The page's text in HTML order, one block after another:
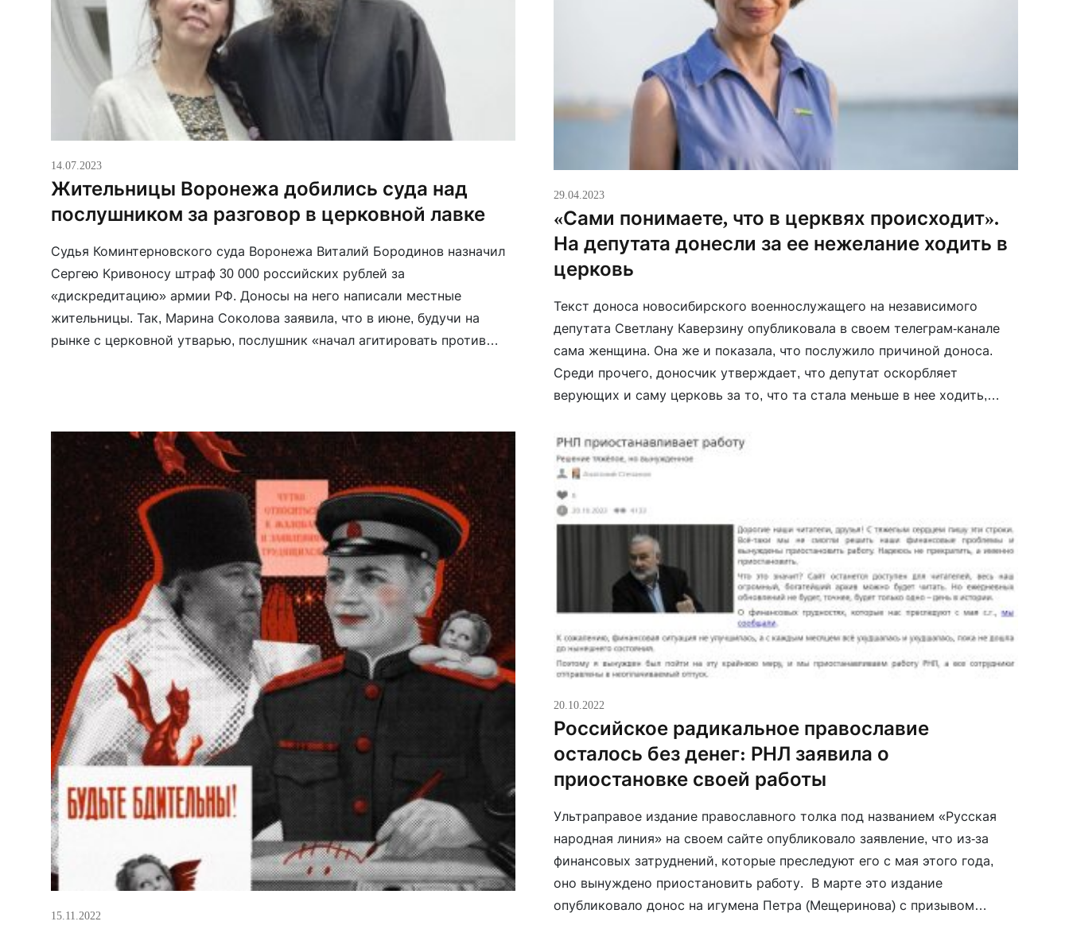
14.07.2023
Жительницы Воронежа добились суда над
послушником за разговор в церковной лавке
Судья Коминтерновского суда Воронежа Виталий Бородинов назначил
Сергею Кривоносу штраф 30 000 российских рублей за
«дискредитацию» армии РФ. Доносы на него написали местные
жительницы. Так, Марина Соколова заявила, что в июне, будучи на
рынке с церковной утварью, послушник «начал агитировать против
29.04.2023
«Сами понимаете, что в церквях происходит».
На депутата донесли за ее нежелание ходить в
церковь
Текст доноса новосибирского военнослужащего на независимого
депутата Светлану Каверзину опубликовала в своем телеграм-канале
сама женщина. Она же и показала, что послужило причиной доноса.
Среди прочего, доносчик утверждает, что депутат оскорбляет
верующих и саму церковь за то, что та стала меньше в нее ходить,
Каверзину штрафовали по […]
15.11.2022
20.10.2022
Российское радикальное православие
осталось без денег: РНЛ заявила о
приостановке своей работы
Ультраправое издание православного толка под названием «Русская
народная линия» на своем сайте опубликовало заявление, что из-за
финансовых затруднений, которые преследуют его с мая этого года,
оно вынуждено приостановить работу. В марте это издание
опубликовало донос на игумена Петра (Мещеринова) с призывом